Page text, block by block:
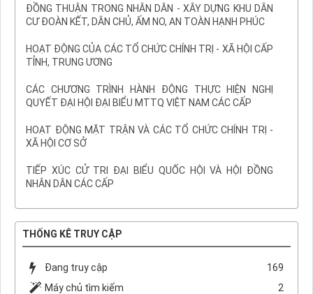
ĐỒNG THUẬN TRONG NHÂN DÂN - XÂY DỰNG KHU DÂN
CƯ ĐOÀN KẾT, DÂN CHỦ, ẤM NO, AN TOÀN HẠNH PHÚC
HOẠT ĐỘNG CỦA CÁC TỔ CHỨC CHÍNH TRỊ - XÃ HỘI CẤP
TỈNH, TRUNG ƯƠNG
CÁC CHƯƠNG TRÌNH HÀNH ĐỘNG THỰC HIỆN NGHỊ
QUYẾT ĐẠI HỘI ĐẠI BIỂU MTTQ VIỆT NAM CÁC CẤP
HOẠT ĐỘNG MẶT TRẬN VÀ CÁC TỔ CHỨC CHÍNH TRỊ -
XÃ HỘI CƠ SỞ
TIẾP XÚC CỬ TRI ĐẠI BIỂU QUỐC HỘI VÀ HỘI ĐỒNG
NHÂN DÂN CÁC CẤP
THỐNG KÊ TRUY CẬP
Đang truy cập
169
Máy chủ tìm kiếm
2